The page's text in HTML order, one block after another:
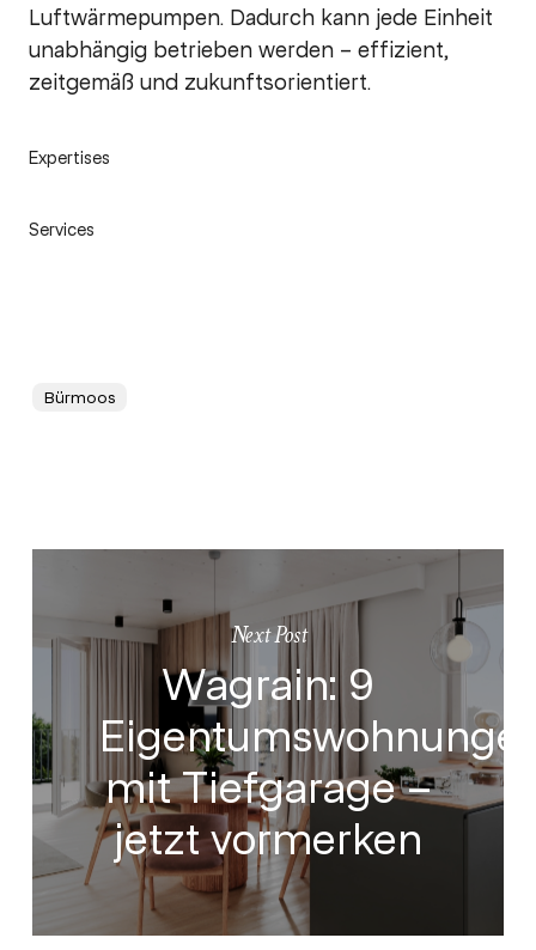
Luftwärmepumpen. Dadurch kann jede Einheit
unabhängig betrieben werden – effizient,
zeitgemäß und zukunftsorientiert.
Expertises
Services
Bürmoos
Next Post
Wagrain: 9
mit Tiefgarage –
jetzt vormerken